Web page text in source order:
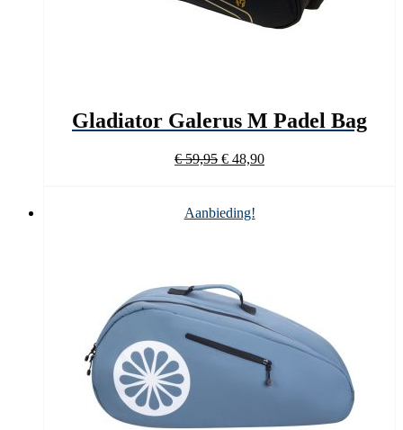
Gladiator Galerus M Padel Bag
€59,95 Oorspronkelijke
€ 59,95.
€ 48,90Huidige
Aanbieding!